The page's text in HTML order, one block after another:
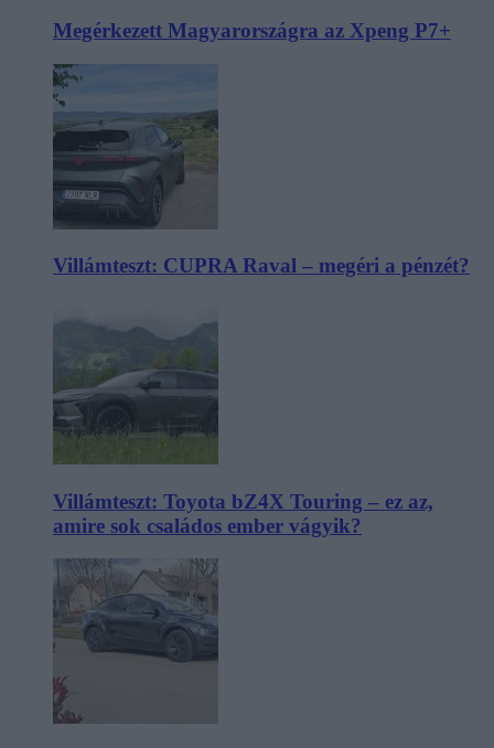
Megérkezett Magyarországra az Xpeng P7+
Villámteszt: CUPRA Raval – megéri a pénzét?
Villámteszt: Toyota bZ4X Touring – ez az,
amire sok családos ember vágyik?